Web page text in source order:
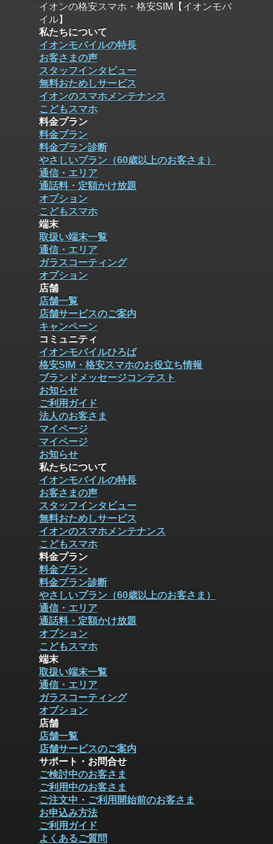
イオンの格安スマホ・格安SIM【イオンモバ
イル】
私たちについて
イオンモバイルの特長
お客さまの声
スタッフインタビュー
無料おためしサービス
イオンのスマホメンテナンス
こどもスマホ
料金プラン
料金プラン
料金プラン診断
やさしいプラン（60歳以上のお客さま）
通信・エリア
通話料・定額かけ放題
オプション
こどもスマホ
端末
取扱い端末一覧
通信・エリア
ガラスコーティング
オプション
店舗
店舗一覧
店舗サービスのご案内
キャンペーン
コミュニティ
イオンモバイルひろば
格安SIM・格安スマホのお役立ち情報
ブランドメッセージコンテスト
お知らせ
ご利用ガイド
法人のお客さま
マイページ
マイページ
お知らせ
私たちについて
イオンモバイルの特長
お客さまの声
スタッフインタビュー
無料おためしサービス
イオンのスマホメンテナンス
こどもスマホ
料金プラン
料金プラン
料金プラン診断
やさしいプラン（60歳以上のお客さま）
通信・エリア
通話料・定額かけ放題
オプション
こどもスマホ
端末
取扱い端末一覧
通信・エリア
ガラスコーティング
オプション
店舗
店舗一覧
店舗サービスのご案内
サポート・お問合せ
ご検討中のお客さま
ご利用中のお客さま
ご注文中・ご利用開始前のお客さま
お申込み方法
ご利用ガイド
よくあるご質問